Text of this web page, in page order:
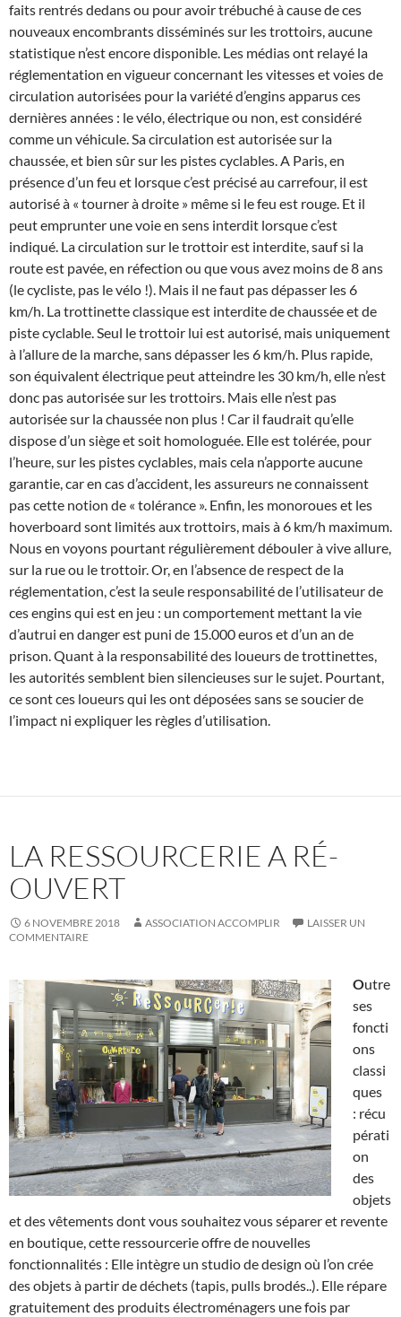
faits rentrés dedans ou pour avoir trébuché à cause de ces
nouveaux encombrants disséminés sur les trottoirs, aucune
statistique n’est encore disponible. Les médias ont relayé la
réglementation en vigueur concernant les vitesses et voies de
circulation autorisées pour la variété d’engins apparus ces
dernières années : le vélo, électrique ou non, est considéré
comme un véhicule. Sa circulation est autorisée sur la
chaussée, et bien sûr sur les pistes cyclables. A Paris, en
présence d’un feu et lorsque c’est précisé au carrefour, il est
autorisé à « tourner à droite » même si le feu est rouge. Et il
peut emprunter une voie en sens interdit lorsque c’est
indiqué. La circulation sur le trottoir est interdite, sauf si la
route est pavée, en réfection ou que vous avez moins de 8 ans
(le cycliste, pas le vélo !). Mais il ne faut pas dépasser les 6
km/h. La trottinette classique est interdite de chaussée et de
piste cyclable. Seul le trottoir lui est autorisé, mais uniquement
à l’allure de la marche, sans dépasser les 6 km/h. Plus rapide,
son équivalent électrique peut atteindre les 30 km/h, elle n’est
donc pas autorisée sur les trottoirs. Mais elle n’est pas
autorisée sur la chaussée non plus ! Car il faudrait qu’elle
dispose d’un siège et soit homologuée. Elle est tolérée, pour
l’heure, sur les pistes cyclables, mais cela n’apporte aucune
garantie, car en cas d’accident, les assureurs ne connaissent
pas cette notion de « tolérance ». Enfin, les monoroues et les
hoverboard sont limités aux trottoirs, mais à 6 km/h maximum.
Nous en voyons pourtant régulièrement débouler à vive allure,
sur la rue ou le trottoir. Or, en l’absence de respect de la
réglementation, c’est la seule responsabilité de l’utilisateur de
ces engins qui est en jeu : un comportement mettant la vie
d’autrui en danger est puni de 15.000 euros et d’un an de
prison. Quant à la responsabilité des loueurs de trottinettes,
les autorités semblent bien silencieuses sur le sujet. Pourtant,
ce sont ces loueurs qui les ont déposées sans se soucier de
l’impact ni expliquer les règles d’utilisation.
LA RESSOURCERIE A RÉ-
OUVERT
6 NOVEMBRE 2018 ASSOCIATION ACCOMPLIR
LAISSER UN
COMMENTAIRE
Outre
ses
foncti
ons
classi
ques
: récu
pérati
on
des
objets
et des vêtements dont vous souhaitez vous séparer et revente
en boutique, cette ressourcerie offre de nouvelles
fonctionnalités : Elle intègre un studio de design où l’on crée
des objets à partir de déchets (tapis, pulls brodés..). Elle répare
gratuitement des produits électroménagers une fois par